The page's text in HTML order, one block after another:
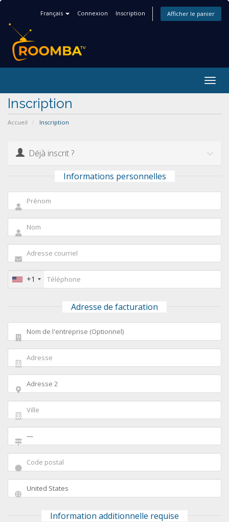
Français Connexion Inscription Afficher le panier
Inscription
Accueil Inscription
Déjà inscrit ?
Informations personnelles
+1
Adresse de facturation
Information additionnelle requise